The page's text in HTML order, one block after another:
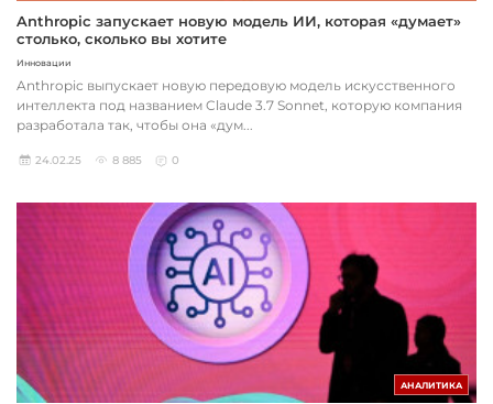
Anthropic запускает новую модель ИИ, которая «думает»
столько, сколько вы хотите
Инновации
Anthropic выпускает новую передовую модель искусственного
интеллекта под названием Claude 3.7 Sonnet, которую компания
разработала так, чтобы она «дум...
24.02.25 8 885 0
АНАЛИТИКА